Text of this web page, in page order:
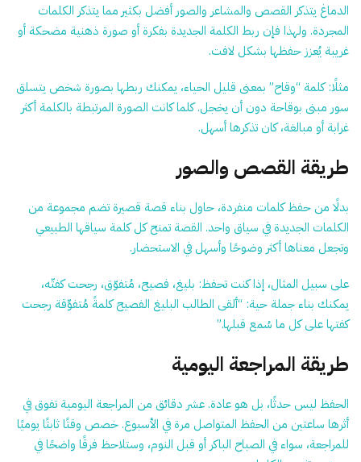
الدماغ يتذكر القصص والمشاعر والصور أفضل بكثير مما يتذكر الكلمات
المجردة. ولهذا فإن ربط الكلمة الجديدة بفكرة أو صورة ذهنية مضحكة أو
غريبة يُعزز حفظها بشكل لافت.
مثلًا: كلمة “وقاح” بمعنى قليل الحياء، يمكنك ربطها بصورة شخص يتسلق
سور مبنى بوقاحة دون أن يخجل. كلما كانت الصورة المرتبطة بالكلمة أكثر
غرابة أو مبالغة، كان تذكرها أسهل.
طريقة القصص والصور
بدلًا من حفظ كلمات منفردة، حاول بناء قصة قصيرة تضم مجموعة من
الكلمات الجديدة في سياق واحد. القصة تمنح كل كلمة سياقها الطبيعي
وتجعل معناها أكثر وضوحًا وأسهل في الاستحضار.
على سبيل المثال، إذا كنت تحفظ: بليغ، فصيح، مُتفوّق، رجحت كفتّه،
يمكنك بناء جملة حية: “ألقى الطالب البليغ الفصيح كلمةً مُتفوِّقة رجحت
كفتها على كل ما سُمع قبلها.”
طريقة المراجعة اليومية
الحفظ ليس حدثًا، بل هو عادة. عشر دقائق من المراجعة اليومية تفوق في
أثرها ساعتين من الحفظ المتواصل مرة في الأسبوع. خصص وقتًا ثابتًا يوميًا
للمراجعة، سواء في الصباح الباكر أو قبل النوم، وستلاحظ فرقًا واضحًا في